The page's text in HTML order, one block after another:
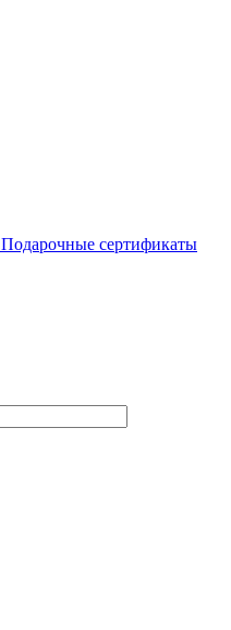
Подарочные сертификаты